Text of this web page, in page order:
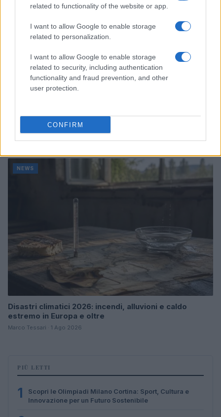
related to functionality of the website or app.
I want to allow Google to enable storage
related to personalization.
I want to allow Google to enable storage
related to security, including authentication
functionality and fraud prevention, and other
user protection.
CONFIRM
Bocciature scolastiche: i casi giudiziari che hanno
fatto discutere
NEWS
Disastri climatici 2026: incendi, alluvioni e caldo
estremo in Europa e oltre
Marco Tessari · 1 Ago 2026
PIÙ LETTI
1
Scopri le Olimpiadi Milano Cortina: Sport, Cultura e
Innovazione per un Futuro Sostenibile